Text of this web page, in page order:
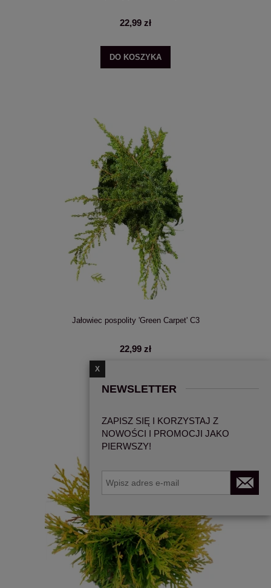
22,99 zł
DO KOSZYKA
Jałowiec pospolity 'Green Carpet' C3
22,99 zł
NEWSLETTER
ZAPISZ SIĘ I KORZYSTAJ Z
NOWOŚCI I PROMOCJI JAKO
PIERWSZY!
X